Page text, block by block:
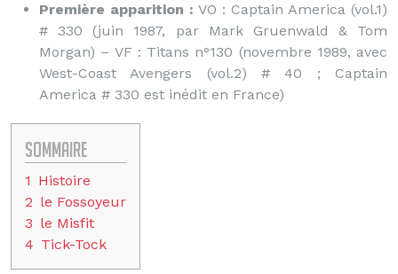
Première apparition : VO : Captain America (vol.1)
# 330 (juin 1987, par Mark Gruenwald & Tom
Morgan) – VF : Titans n°130 (novembre 1989, avec
West-Coast Avengers (vol.2) # 40 ; Captain
America # 330 est inédit en France)
Sommaire
1 Histoire
2 le Fossoyeur
3 le Misfit
4 Tick-Tock